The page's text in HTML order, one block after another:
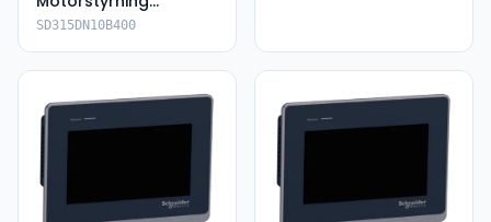
SD315DN10B400
SD315DN10B400